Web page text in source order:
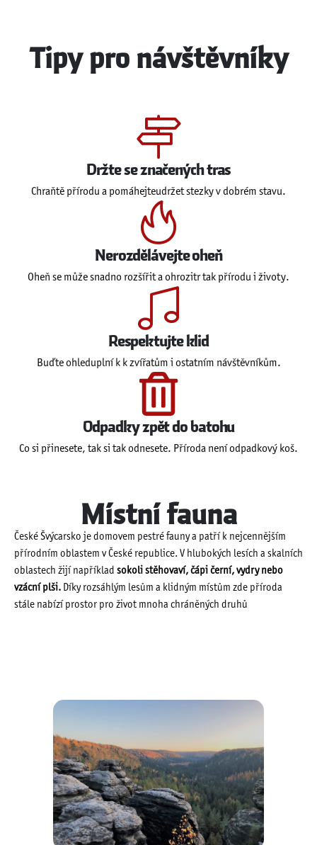
Tipy pro návštěvníky
Držte se značených tras
Chraňtě přírodu a pomáhejteudržet stezky v dobrém stavu.
Nerozdělávejte oheň
Oheň se může snadno rozšířit a ohrozitr tak přírodu i životy.
Respektujte klid
Buďte ohleduplní k k zvířatům i ostatním návštěvníkům.
Odpadky zpět do batohu
Co si přinesete, tak si tak odnesete. Příroda není odpadkový koš.
Místní fauna
České Švýcarsko je domovem pestré fauny a patří k nejcennějším
přírodním oblastem v České republice. V hlubokých lesích a skalních
oblastech žijí například sokoli stěhovaví, čápi černí, vydry nebo
vzácní plši. Díky rozsáhlým lesům a klidným místům zde příroda
stále nabízí prostor pro život mnoha chráněných druhů